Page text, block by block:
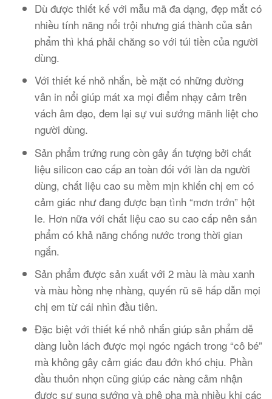
Dù được thiết kế với mẫu mã đa dạng, đẹp mắt có
nhiều tính năng nổi trội nhưng giá thành của sản
phẩm thì khá phải chăng so với túi tiền của người
dùng.
Với thiết kế nhỏ nhắn, bề mặt có những đường
vân in nổi giúp mát xa mọi điểm nhạy cảm trên
vách âm đạo, đem lại sự vui sướng mãnh liệt cho
người dùng.
Sản phẩm trứng rung còn gây ấn tượng bởi chất
liệu silicon cao cấp an toàn đối với làn da người
dùng, chất liệu cao su mềm mịn khiến chị em có
cảm giác như đang được bạn tình “mơn trớn” hột
le. Hơn nữa với chất liệu cao su cao cấp nên sản
phẩm có khả năng chống nước trong thời gian
ngắn.
Sản phẩm được sản xuất với 2 màu là màu xanh
và màu hồng nhẹ nhàng, quyến rũ sẽ hấp dẫn mọi
chị em từ cái nhìn đầu tiên.
Đặc biệt với thiết kế nhỏ nhắn giúp sản phẩm dễ
dàng luồn lách được mọi ngóc ngách trong “cô bé”
mà không gây cảm giác đau đớn khó chịu. Phần
đầu thuôn nhọn cũng giúp các nàng cảm nhận
được sự sung sướng và phê pha mà nhiều khi các